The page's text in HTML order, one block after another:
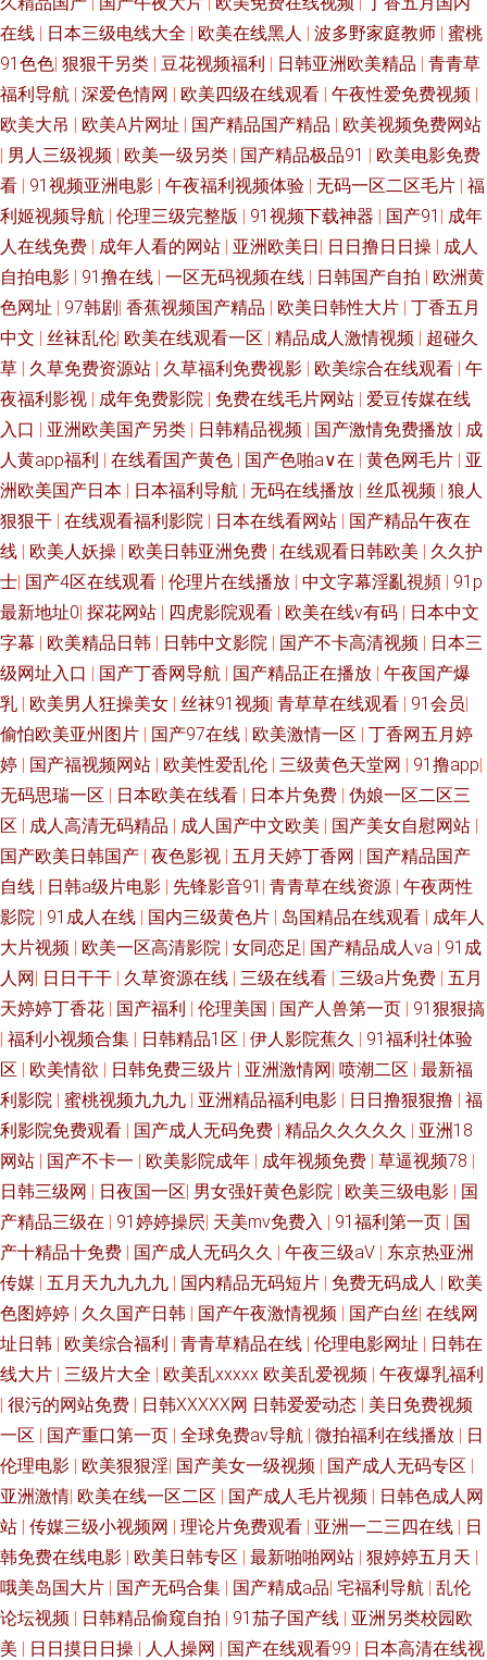
日韩人妻tst 91狼友视频在线观看 亚州综合影院 久久黄网 污导航在线观看
69少妇导航 91美女在线观看 97人妻资源 豆花视频另类视频 精品国产一二
欧美日韩乱爱干B 四虎毛片5 91le美女在线视频 91五月天超碰 超碰91免费人
人妻 精品人妻久久精品人妻 欧美性爱综合 五月天四房播播影院 97热热热热
色 欧美国产欧美人成 白丝中出在线观看 91资源总站 色色99吊男同 91福利
资源网站 97悠悠资源 九一破解版 日本不卡在线二区三区 91色啦国产蝌蚪 大
香蕉伊人妻 a人人艹 日韩性爱一区二区 51福利视频导航 91成长人版网
在线 | 日本三级电线大全 | 欧美在线黑人 | 波多野家庭教师 | 蜜桃
91色色| 狠狠干另类 | 豆花视频福利 | 日韩亚洲欧美精品 | 青青草
福利导航 | 深爱色情网 | 欧美四级在线观看 | 午夜性爱免费视频 |
欧美大吊 | 欧美A片网址 | 国产精品国产精品 | 欧美视频免费网站
| 男人三级视频 | 欧美一级另类 | 国产精品极品91 | 欧美电影免费
看 | 91视频亚洲电影 | 午夜福利视频体验 | 无码一区二区毛片 | 福
利姬视频导航 | 伦理三级完整版 | 91视频下载神器 | 国产91 | 成年
人在线免费 | 成年人看的网站 | 亚洲欧美日| 日日撸日日操 | 成人
自拍电影 | 91撸在线 | 一区无码视频在线 | 日韩国产自拍 | 欧洲黄
色网址 | 97韩剧| 香蕉视频国产精品 | 欧美日韩性大片 | 丁香五月
中文 | 丝袜乱伦| 欧美在线观看一区 | 精品成人激情视频 | 超碰久
草 | 久草免费资源站 | 久草福利免费视影 | 欧美综合在线观看 | 午
夜福利影视 | 成年免费影院 | 免费在线毛片网站 | 爱豆传媒在线
入口 | 亚洲欧美国产另类 | 日韩精品视频 | 国产激情免费播放 | 成
人黄app福利 | 在线看国产黄色 | 国产色啪a∨在 | 黄色网毛片 | 亚
洲欧美国产日本 | 日本福利导航 | 无码在线播放 | 丝瓜视频 | 狼人
狠狠干 | 在线观看福利影院 | 日本在线看网站 | 国产精品午夜在
线 | 欧美人妖操 | 欧美日韩亚洲免费 | 在线观看日韩欧美 | 久久护
士| 国产4区在线观看 | 伦理片在线播放 | 中文字幕淫亂視頻 | 91p
最新地址0| 探花网站 | 四虎影院观看 | 欧美在线v有码 | 日本中文
字幕 | 欧美精品日韩 | 日韩中文影院 | 国产不卡高清视频 | 日本三
级网址入口 | 国产丁香网导航 | 国产精品正在播放 | 午夜国产爆
乳 | 欧美男人狂操美女 | 丝袜91视频| 青草草在线观看 | 91会员|
偷怕欧美亚州图片 | 国产97在线 | 欧美激情一区 | 丁香网五月婷
婷 | 国产福视频网站 | 欧美性爱乱伦 | 三级黄色天堂网 | 91撸app|
无码思瑞一区 | 日本欧美在线看 | 日本片免费 | 伪娘一区二区三
区 | 成人高清无码精品 | 成人国产中文欧美 | 国产美女自慰网站 |
国产欧美日韩国产 | 夜色影视 | 五月天婷丁香网 | 国产精品国产
自线 | 日韩a级片电影 | 先锋影音91 | 青青草在线资源 | 午夜两性
影院 | 91成人在线 | 国内三级黄色片 | 岛国精品在线观看 | 成年人
大片视频 | 欧美一区高清影院 | 女同恋足| 国产精品成人va | 91成
人网| 日日干干 | 久草资源在线 | 三级在线看 | 三级a片免费 | 五月
天婷婷丁香花 | 国产福利 | 伦理美国 | 国产人兽第一页 | 91狠狠搞
| 福利小视频合集 | 日韩精品1区 | 伊人影院蕉久 | 91福利社体验
区 | 欧美情欲 | 日韩免费三级片 | 亚洲激情网| 喷潮二区 | 最新福
利影院 | 蜜桃视频九九九 | 亚洲精品福利电影 | 日日撸狠狠撸 | 福
利影院免费观看 | 国产成人无码免费 | 精品久久久久久 | 亚洲18
网站 | 国产不卡一 | 欧美影院成年 | 成年视频免费 | 草逼视频78 |
日韩三级网 | 日夜国一区| 男女强奸黄色影院 | 欧美三级电影 | 国
产精品三级在 | 91婷婷操屄| 天美mv免费入 | 91福利第一页 | 国
产十精品十免费 | 国产成人无码久久 | 午夜三级aV | 东京热亚洲
传媒 | 五月天九九九九 | 国内精品无码短片 | 免费无码成人 | 欧美
色图婷婷 | 久久国产日韩 | 国产午夜激情视频 | 国产白丝| 在线网
址日韩 | 欧美综合福利 | 青青草精品在线 | 伦理电影网址 | 日韩在
线大片 | 三级片大全 | 欧美乱xxxxx 欧美乱爱视频 | 午夜爆乳福利
| 很污的网站免费 | 日韩XXXXX网 日韩爱爱动态 | 美日免费视频
一区 | 国产重口第一页 | 全球免费av导航 | 微拍福利在线播放 | 日
伦理电影 | 欧美狠狠淫| 国产美女一级视频 | 国产成人无码专区 |
亚洲激情| 欧美在线一区二区 | 国产成人毛片视频 | 日韩色成人网
站 | 传媒三级小视频网 | 理论片免费观看 | 亚洲一二三四在线 | 日
韩免费在线电影 | 欧美日韩专区 | 最新啪啪网站 | 狠婷婷五月天 |
哦美岛国大片 | 国产无码合集 | 国产精成a品| 宅福利导航 | 乱伦
论坛视频 | 日韩精品偷窥自拍 | 91茄子国产线 | 亚洲另类校园欧
美 | 日日摸日日操 | 人人操网 | 国产在线观看99 | 日本高清在线视